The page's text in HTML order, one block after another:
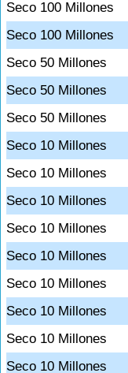
Seco 100 Millones
Seco 100 Millones
Seco 50 Millones
Seco 50 Millones
Seco 50 Millones
Seco 10 Millones
Seco 10 Millones
Seco 10 Millones
Seco 10 Millones
Seco 10 Millones
Seco 10 Millones
Seco 10 Millones
Seco 10 Millones
Seco 10 Millones